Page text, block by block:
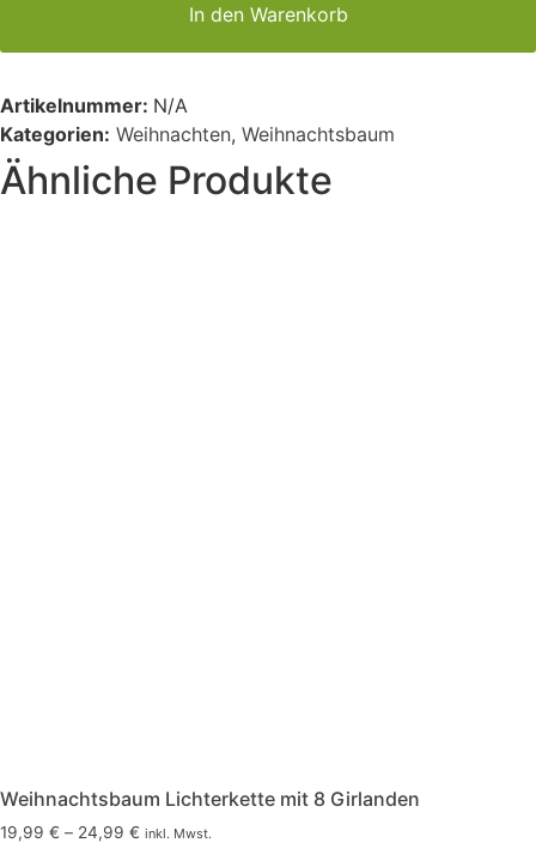
In den Warenkorb
Artikelnummer: N/A
Kategorien: Weihnachten, Weihnachtsbaum
Ähnliche Produkte
Weihnachtsbaum Lichterkette mit 8 Girlanden
19,99 € – 24,99 € inkl. Mwst.